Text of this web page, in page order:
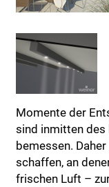
Momente der
sind inmitten des
bemessen.
schaffen, an
frischen Luft –